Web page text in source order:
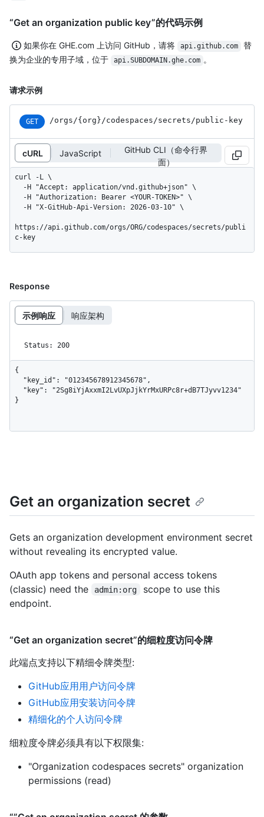
“Get an organization public key”的代码示例
如果你在 GHE.com 上访问 GitHub，请将 api.github.com
替
换为企业的专用子域，位于
api.SUBDOMAIN.ghe.com 。
请求示例
GET /orgs/{org}/codespaces/secrets/public-key
cURL JavaScript
GitHub CLI（命令行界
面）
curl -L \
https://api.github.com/orgs/ORG/codespaces/secrets/publi
c-key
Response
示例响应 响应架构
Status: 200
{
}
Get an organization secret
Gets an organization development environment secret
without revealing its encrypted value.
OAuth app tokens and personal access tokens
(classic) need the
admin:org
scope to use this
endpoint.
“Get an organization secret”的细粒度访问令牌
此端点支持以下精细令牌类型:
GitHub应用用户访问令牌
GitHub应用安装访问令牌
精细化的个人访问令牌
细粒度令牌必须具有以下权限集:
"Organization codespaces secrets" organization
permissions (read)